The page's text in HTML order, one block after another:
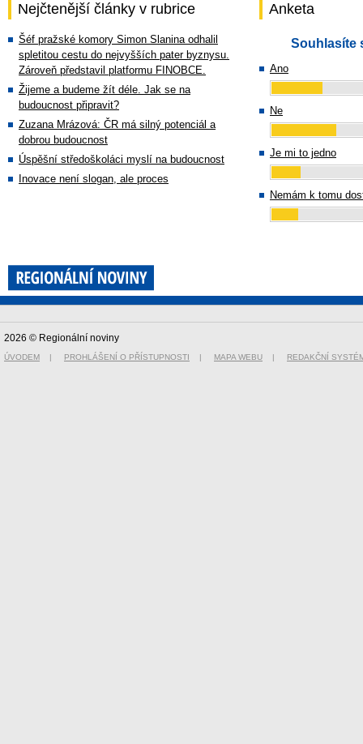
Nejčtenější články v rubrice
Šéf pražské komory Simon Slanina odhalil
spletitou cestu do nejvyšších pater byznysu.
Zároveň představil platformu FINOBCE.
Žijeme a budeme žít déle. Jak se na
budoucnost připravit?
Zuzana Mrázová: ČR má silný potenciál a
dobrou budoucnost
Úspěšní středoškoláci myslí na budoucnost
Inovace není slogan, ale proces
Anketa
Souhlasíte
Ano
Ne
Je mi to jedno
Nemám k tomu
2026 © Regionální noviny
ÚVODEM | PROHLÁŠENÍ O PŘÍSTUPNOSTI | MAPA WEBU | REDAKČNÍ